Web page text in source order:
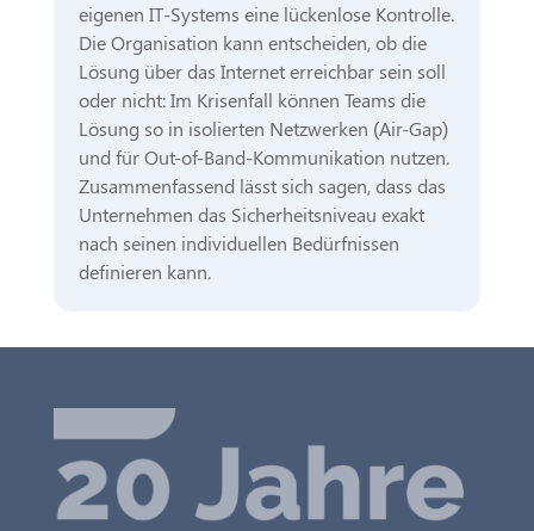
eigenen IT-Systems eine lückenlose Kontrolle.
Die Organisation kann entscheiden, ob die
Lösung über das Internet erreichbar sein soll
oder nicht: Im Krisenfall können Teams die
Lösung so in isolierten Netzwerken (Air-Gap)
und für Out-of-Band-Kommunikation nutzen.
Zusammenfassend lässt sich sagen, dass das
Unternehmen das Sicherheitsniveau exakt
nach seinen individuellen Bedürfnissen
definieren kann.